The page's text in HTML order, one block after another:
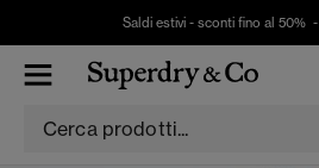
Saldi estivi - sconti fino al 50% -